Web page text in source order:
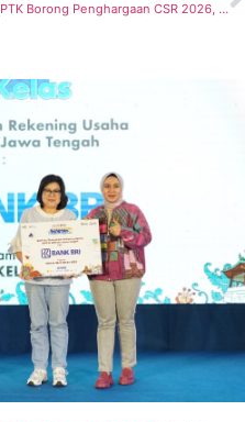
PTK Borong Penghargaan CSR 2026, Dorong Pendidikan dan Pelestarian Maritim Indonesia